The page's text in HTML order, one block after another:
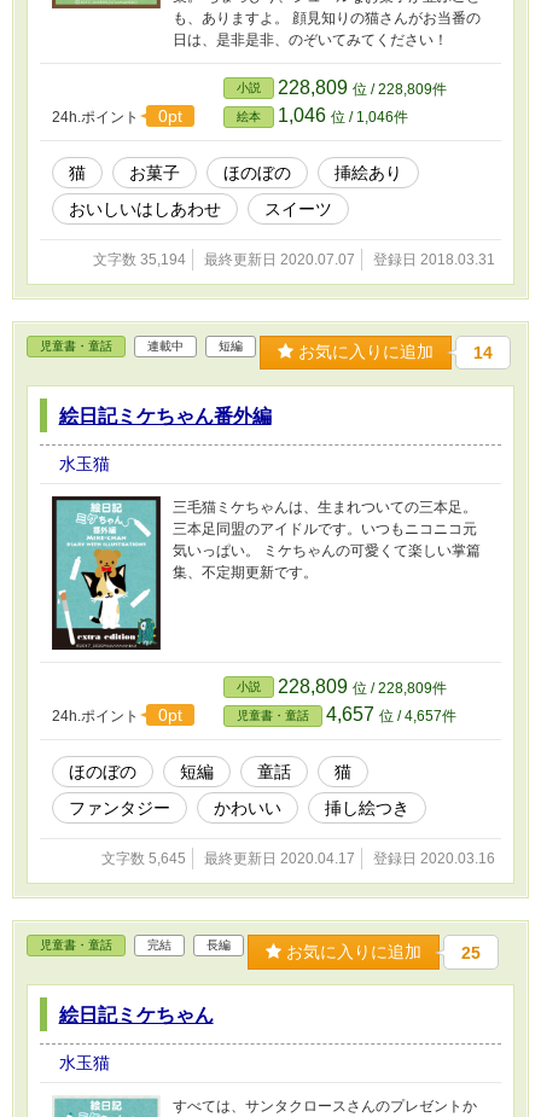
も、ありますよ。 顔見知りの猫さんがお当番の
日は、是非是非、のぞいてみてください！
24h.ポイント 0pt
小説 228,809 位 / 228,809件
絵本 1,046 位 / 1,046件
猫 お菓子 ほのぼの
挿絵あり
おいしいはしあわせ
スイーツ
文字数 35,194 最終更新日 2020.07.07 登録日 2018.03.31
児童書・童話 連載中 短編 お気に入りに追加 14
絵日記ミケちゃん番外編
水玉猫
三毛猫ミケちゃんは、生まれついての三本足。
三本足同盟のアイドルです。いつもニコニコ元
気いっぱい。 ミケちゃんの可愛くて楽しい掌篇
集、不定期更新です。
24h.ポイント 0pt
小説 228,809 位 / 228,809件
児童書・童話 4,657 位 / 4,657件
ほのぼの 短編 童話
猫
ファンタジー
かわいい 挿し絵つき
文字数 5,645 最終更新日 2020.04.17 登録日 2020.03.16
児童書・童話 完結 長編 お気に入りに追加 25
絵日記ミケちゃん
水玉猫
すべては、サンタクロースさんのプレゼントか